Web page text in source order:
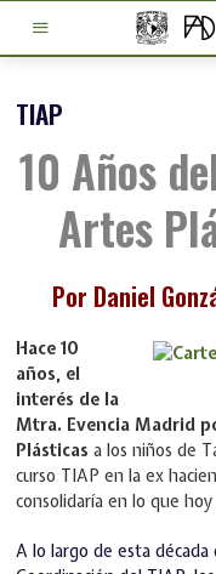
TIAP
10 Años
Artes
Por Daniel
Hace 10
años, el
interés de la
Mtra. Evencia Madrid
Plásticas a los niños de
curso TIAP en la ex
consolidaría en lo que
A lo largo de esta